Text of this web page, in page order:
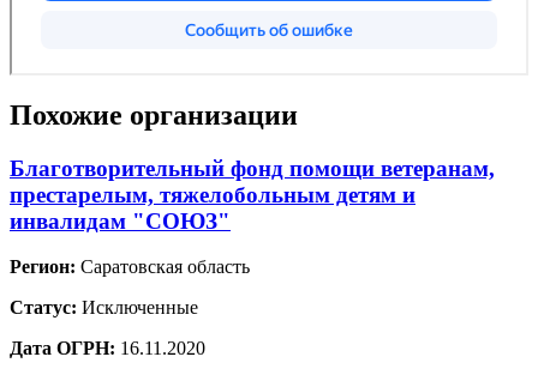
Похожие организации
Благотворительный фонд помощи ветеранам,
престарелым, тяжелобольным детям и
инвалидам "СОЮЗ"
Регион: Саратовская область
Статус: Исключенные
Дата ОГРН: 16.11.2020